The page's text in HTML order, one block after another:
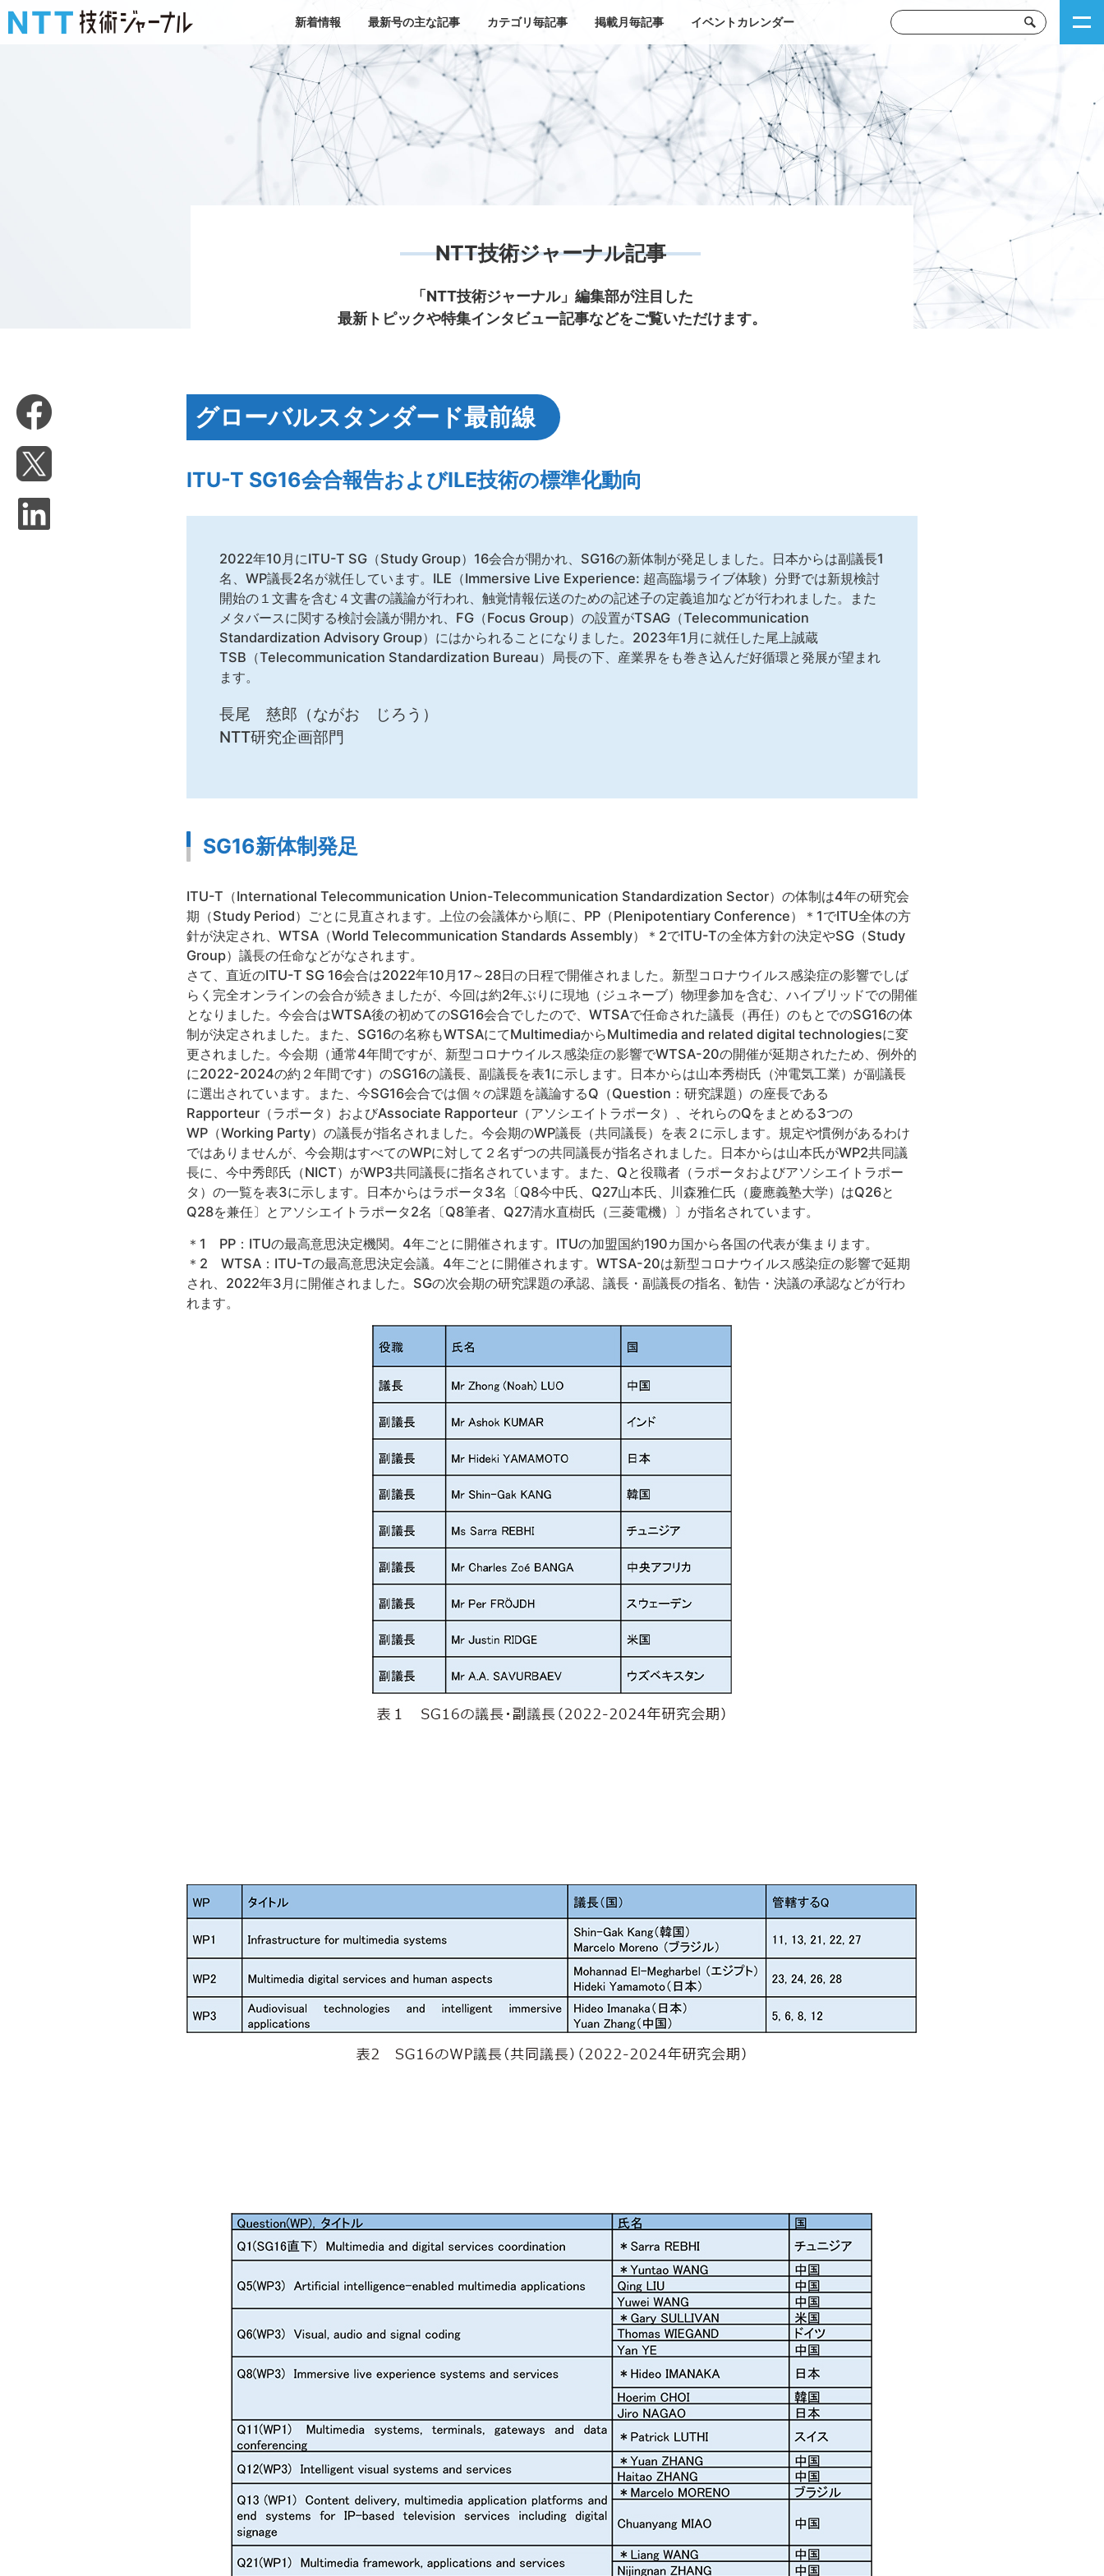
新着情報 最新号の主な記事 カテゴリ毎記事 掲載月毎記事 イベントカレンダー
NTT技術ジャーナル記事
「NTT技術ジャーナル」編集部が注目した
最新トピックや特集インタビュー記事などをご覧いただけます。
グローバルスタンダード最前線
ITU-T SG16会合報告およびILE技術の標準化動向
2022年10月にITU-T SG（Study Group）16会合が開かれ、SG16の新体制が発足しました。日本からは副議長1
名、WP議長2名が就任しています。ILE（Immersive Live Experience: 超高臨場ライブ体験）分野では新規検討
開始の１文書を含む４文書の議論が行われ、触覚情報伝送のための記述子の定義追加などが行われました。また
メタバースに関する検討会議が開かれ、FG（Focus Group）の設置がTSAG（Telecommunication
Standardization Advisory Group）にはかられることになりました。2023年1月に就任した尾上誠蔵
TSB（Telecommunication Standardization Bureau）局長の下、産業界をも巻き込んだ好循環と発展が望まれ
ます。
長尾 慈郎（ながお じろう）
NTT研究企画部門
SG16新体制発足
ITU-T（International Telecommunication Union-Telecommunication Standardization Sector）の体制は4年の研究会
期（Study Period）ごとに見直されます。上位の会議体から順に、PP（Plenipotentiary Conference）＊1でITU全体の方
針が決定され、WTSA（World Telecommunication Standards Assembly）＊2でITU-Tの全体方針の決定やSG（Study
Group）議長の任命などがなされます。
さて、直近のITU-T SG 16会合は2022年10月17～28日の日程で開催されました。新型コロナウイルス感染症の影響でしば
らく完全オンラインの会合が続きましたが、今回は約2年ぶりに現地（ジュネーブ）物理参加を含む、ハイブリッドでの開催
となりました。今会合はWTSA後の初めてのSG16会合でしたので、WTSAで任命された議長（再任）のもとでのSG16の体
制が決定されました。また、SG16の名称もWTSAにてMultimediaからMultimedia and related digital technologiesに変
更されました。今会期（通常4年間ですが、新型コロナウイルス感染症の影響でWTSA-20の開催が延期されたため、例外的
に2022-2024の約２年間です）のSG16の議長、副議長を表1に示します。日本からは山本秀樹氏（沖電気工業）が副議長
に選出されています。また、今SG16会合では個々の課題を議論するQ（Question：研究課題）の座長である
Rapporteur（ラポータ）およびAssociate Rapporteur（アソシエイトラポータ）、それらのQをまとめる3つの
WP（Working Party）の議長が指名されました。今会期のWP議長（共同議長）を表２に示します。規定や慣例があるわけ
ではありませんが、今会期はすべてのWPに対して２名ずつの共同議長が指名されました。日本からは山本氏がWP2共同議
長に、今中秀郎氏（NICT）がWP3共同議長に指名されています。また、Qと役職者（ラポータおよびアソシエイトラポー
タ）の一覧を表3に示します。日本からはラポータ3名〔Q8今中氏、Q27山本氏、川森雅仁氏（慶應義塾大学）はQ26と
Q28を兼任〕とアソシエイトラポータ2名〔Q8筆者、Q27清水直樹氏（三菱電機）〕が指名されています。
＊1 PP：ITUの最高意思決定機関。4年ごとに開催されます。ITUの加盟国約190カ国から各国の代表が集まります。
＊2 WTSA：ITU-Tの最高意思決定会議。4年ごとに開催されます。WTSA-20は新型コロナウイルス感染症の影響で延期
され、2022年3月に開催されました。SGの次会期の研究課題の承認、議長・副議長の指名、勧告・決議の承認などが行わ
れます。